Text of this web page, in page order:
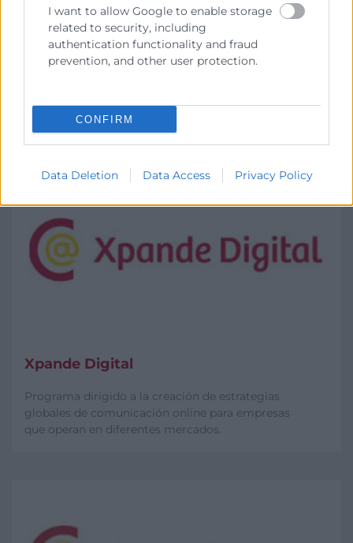
I want to allow Google to enable storage
related to security, including
authentication functionality and fraud
prevention, and other user protection.
CONFIRM
Data Deletion Data Access Privacy Policy
Programa de Competitividad Turística
Es un programa de ayudas, financiado por FEDER, la
Agencia Valenciana de Turismo en el marco del
pymes y autónomos del sector turístico, con el
objetivo de mejorar su competitividad.
Xpande Digital
Programa dirigido a la creación de estrategias
globales de comunicación online para empresas
que operan en diferentes mercados.